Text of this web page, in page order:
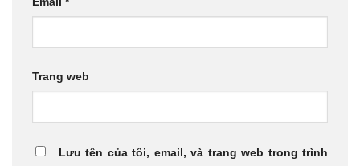
Trang web
Lưu tên của tôi, email, và trang web trong trình